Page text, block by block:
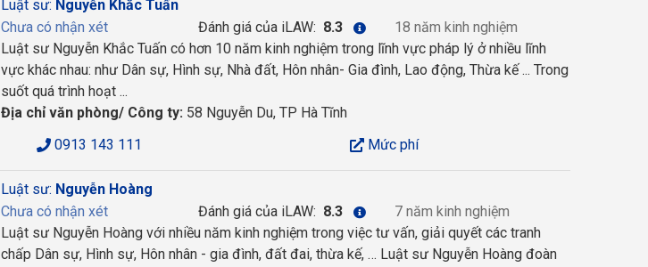
Luật sư: Nguyễn Khắc Tuấn
Chưa có nhận xét
Đánh giá của iLAW: 8.3
18 năm kinh nghiệm
Luật sư Nguyễn Khắc Tuấn có hơn 10 năm kinh nghiệm trong lĩnh vực pháp lý ở nhiều lĩnh
vực khác nhau: như Dân sự, Hình sự, Nhà đất, Hôn nhân- Gia đình, Lao động, Thừa kế ... Trong
suốt quá trình hoạt ...
Địa chỉ văn phòng/ Công ty: 58 Nguyễn Du, TP Hà Tĩnh
0913 143 111
Mức phí
Luật sư: Nguyễn Hoàng
Chưa có nhận xét
Đánh giá của iLAW: 8.3
7 năm kinh nghiệm
Luật sư Nguyễn Hoàng với nhiều năm kinh nghiệm trong việc tư vấn, giải quyết các tranh
chấp Dân sự, Hình sự, Hôn nhân - gia đình, đất đai, thừa kế, … Luật sư Nguyễn Hoàng đoàn